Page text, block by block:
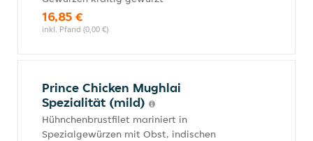
16,85 €
inkl. Pfand (0,00 €)
Prince Chicken Mughlai
Spezialität (mild)
Hühnchenbrustfilet mariniert in
Spezialgewürzen mit Obst, indischen